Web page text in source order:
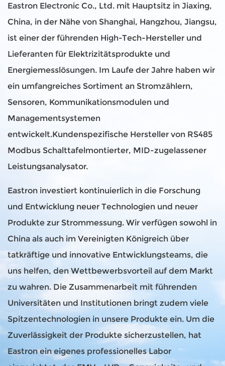
Eastron Electronic Co., Ltd. mit Hauptsitz in Jiaxing,
China, in der Nähe von Shanghai, Hangzhou, Jiangsu,
ist einer der führenden High-Tech-Hersteller und
Lieferanten für Elektrizitätsprodukte und
Energiemesslösungen. Im Laufe der Jahre haben wir
ein umfangreiches Sortiment an Stromzählern,
Sensoren, Kommunikationsmodulen und
Managementsystemen
entwickelt.Kundenspezifische Hersteller von RS485
Modbus Schalttafelmontierter, MID-zugelassener
Leistungsanalysator.
Eastron investiert kontinuierlich in die Forschung
und Entwicklung neuer Technologien und neuer
Produkte zur Strommessung. Wir verfügen sowohl in
China als auch im Vereinigten Königreich über
tatkräftige und innovative Entwicklungsteams, die
uns helfen, den Wettbewerbsvorteil auf dem Markt
zu wahren. Die Zusammenarbeit mit führenden
Universitäten und Institutionen bringt zudem viele
Spitzentechnologien in unsere Produkte ein. Um die
Zuverlässigkeit der Produkte sicherzustellen, hat
Eastron ein eigenes professionelles Labor